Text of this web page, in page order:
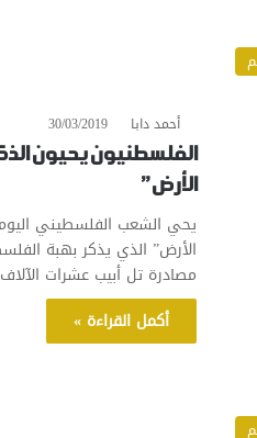
أحمد دابا 30/03/2019
الأرض”
مصادرة تل أبيب عشرات
أكمل القراءة »